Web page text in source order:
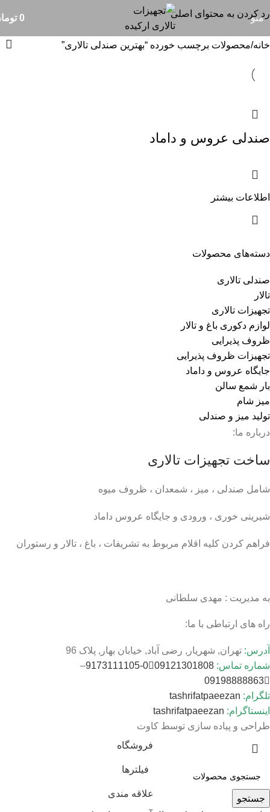
رد کردن به محتوای اصلی
منو 0 بهترین صندلی تالاری
دسته‌های محصولات
صندلی تالاری
تالار
تجهیزات تالاری
لوازم دکوری باغ و تالار
ظروف پذیرایی
تجهیزات ظروف پذیرایی
جایگاه عروس و داماد
بار شمع سالن
میز شام
تولید میز و صندلی
خانه محصولات برچسب خورده “بهترین صندلی تالاری”
صندلی عروس و داماد
اطلاعات بیشتر
درباره ما:
ساخت تجهیزات تالاری
شامل صندلی ، میز ، شمعدان ، ظروف میوه
شیرینی خوری ، ورودی و جایگاه عروس داماد
فراهم کردن کلیه اقلام مربوط به تشریفات ، باغ ، تالار و رستوران
به مدیریت : مهدی سلطانی
راه های ارتباطی با ما:
آدرس: تهران, شهریار, رضی آباد, خیابان بهار, پلاک 96
شماره تماس: 09121301808
0-9173111105
–
09198888863
تلگرام: tashrifatpaeezan
اینستاگرام: tashrifatpaeezan
طراحی و پیاده سازی توسط کاوت
جستجو
فروشگاه
فیلترها
علاقه مندی